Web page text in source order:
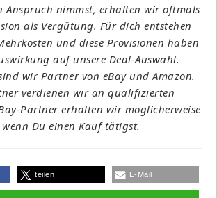
Anspruch nimmst, erhalten wir oftmals
als Vergütung. Für dich entstehen
und diese Provisionen haben
auf unsere Deal-Auswahl.
wir Partner von eBay und Amazon.
verdienen wir an qualifizierten
Partner erhalten wir möglicherweise
Du einen Kauf tätigst.
teilen E-Mail